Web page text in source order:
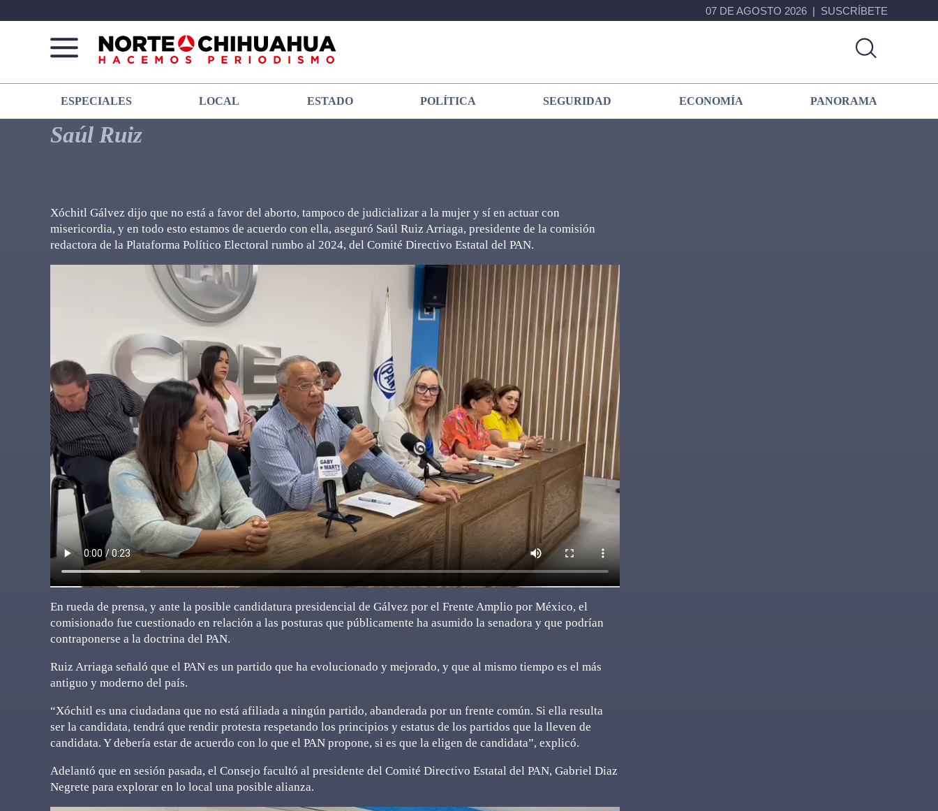
07 DE AGOSTO 2026 SUSCRÍBETE
Norte
De
Chihuahua
Más
que
noticias,
hacemos periodismo
ESPECIALES LOCAL ESTADO POLÍTICA SEGURIDAD ECONOMÍA PANORAMA
Saúl Ruiz
Xóchitl Gálvez dijo que no está a favor del aborto, tampoco de judicializar a la mujer y sí en actuar con
misericordia, y en todo esto estamos de acuerdo con ella, aseguró Saúl Ruiz Arriaga, presidente de la comisión
redactora de la Plataforma Político Electoral rumbo al 2024, del Comité Directivo Estatal del PAN.
En rueda de prensa, y ante la posible candidatura presidencial de Gálvez por el Frente Amplio por México, el
comisionado fue cuestionado en relación a las posturas que públicamente ha asumido la senadora y que podrían
contraponerse a la doctrina del PAN.
Ruiz Arriaga señaló que el PAN es un partido que ha evolucionado y mejorado, y que al mismo tiempo es el más
antiguo y moderno del país.
“Xóchitl es una ciudadana que no está afiliada a ningún partido, abanderada por un frente común. Si ella resulta
ser la candidata, tendrá que rendir protesta respetando los principios y estatus de los partidos que la lleven de
candidata. Y debería estar de acuerdo con lo que el PAN propone, si es que la eligen de candidata”, explicó.
Adelantó que en sesión pasada, el Consejo facultó al presidente del Comité Directivo Estatal del PAN, Gabriel Diaz
Negrete para explorar en lo local una posible alianza.